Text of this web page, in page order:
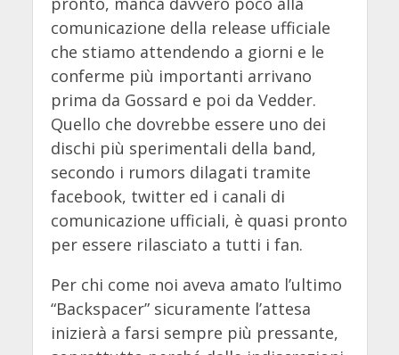
comunicazione della release ufficiale
che stiamo attendendo a giorni e le
conferme più importanti arrivano
prima da Gossard e poi da Vedder.
Quello che dovrebbe essere uno dei
dischi più sperimentali della band,
secondo i rumors dilagati tramite
facebook, twitter ed i canali di
comunicazione ufficiali, è quasi pronto
per essere rilasciato a tutti i fan.
Per chi come noi aveva amato l’ultimo
“Backspacer” sicuramente l’attesa
inizierà a farsi sempre più pressante,